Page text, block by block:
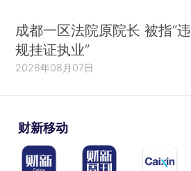
成都一区法院原院长 被指“违
规挂证执业”
2026年08月07日
财新移动